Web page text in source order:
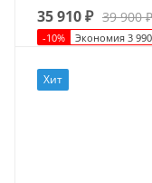
35 910₽ 39 900₽
-10% Экономия 3 990
Хит